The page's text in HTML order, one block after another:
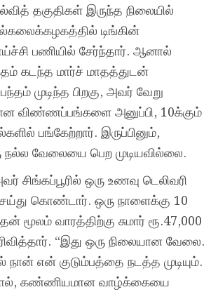
தகுதிகள் இருந்த நிலையில்
டிங்கின்
பணியில் சேர்ந்தார். ஆனால்
கடந்த மார்ச் மாதத்துடன்
முடிந்த பிறகு, அவர் வேறு
விண்ணப்பங்களை அனுப்பி, 10க்கும்
பங்கேற்றார். இருப்பினும்,
நல்ல வேலையை பெற முடியவில்லை.
சிங்கப்பூரில் ஒரு உணவு டெலிவரி
கொண்டார். ஒரு நாளைக்கு 10
மூலம் வாரத்திற்கு சுமார் ரூ.47,000
“இது ஒரு நிலையான வேலை.
என் குடும்பத்தை நடத்த முடியும்.
கண்ணியமான வாழ்க்கையை